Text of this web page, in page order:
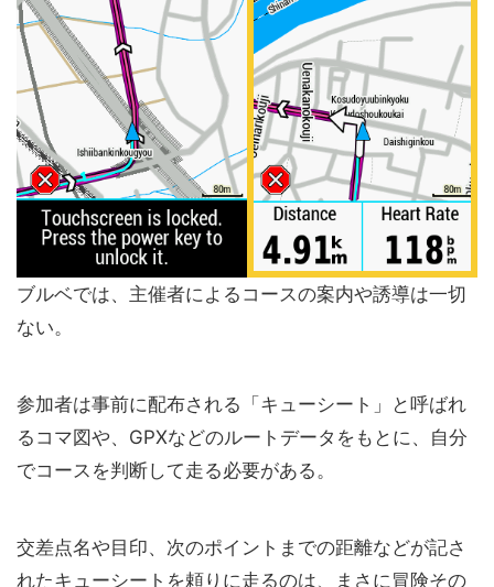
ブルベでは、主催者によるコースの案内や誘導は一切
ない。
参加者は事前に配布される「キューシート」と呼ばれ
るコマ図や、GPXなどのルートデータをもとに、自分
でコースを判断して走る必要がある。
交差点名や目印、次のポイントまでの距離などが記さ
れたキューシートを頼りに走るのは、まさに冒険その